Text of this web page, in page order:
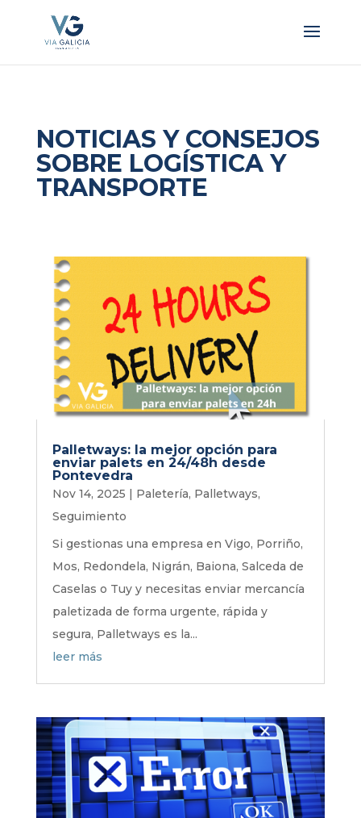
NOTICIAS Y CONSEJOS
SOBRE LOGÍSTICA Y
TRANSPORTE
Palletways: la mejor opción para
enviar palets en 24/48h desde
Pontevedra
Nov 14, 2025 | Paletería, Palletways,
Seguimiento
Si gestionas una empresa en Vigo, Porriño,
Mos, Redondela, Nigrán, Baiona, Salceda de
Caselas o Tuy y necesitas enviar mercancía
paletizada de forma urgente, rápida y
segura, Palletways es la...
leer más